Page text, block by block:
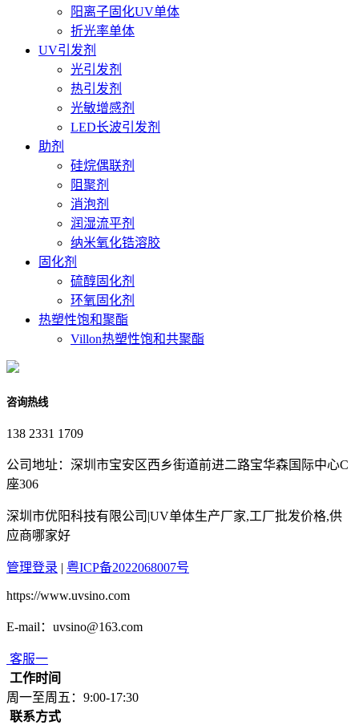
阳离子固化UV单体
折光率单体
UV引发剂
光引发剂
热引发剂
光敏增感剂
LED长波引发剂
助剂
硅烷偶联剂
阻聚剂
消泡剂
润湿流平剂
纳米氧化锆溶胶
固化剂
硫醇固化剂
环氧固化剂
热塑性饱和聚酯
Villon热塑性饱和共聚酯
咨询热线
138 2331 1709
公司地址：深圳市宝安区西乡街道前进二路宝华森国际中心C
座306
深圳市优阳科技有限公司|UV单体生产厂家,工厂批发价格,供
应商哪家好
管理登录 | 粤ICP备2022068007号
https://www.uvsino.com
E-mail：uvsino@163.com
客服一
工作时间
周一至周五：9:00-17:30
联系方式